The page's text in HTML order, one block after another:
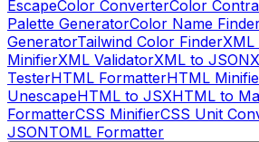
EscapeColor ConverterColor
Palette GeneratorColor Name
GeneratorTailwind Color FinderXML
MinifierXML ValidatorXML to JSON
TesterHTML FormatterHTML
UnescapeHTML to JSXHTML to
FormatterCSS MinifierCSS Unit
JSONTOML Formatter